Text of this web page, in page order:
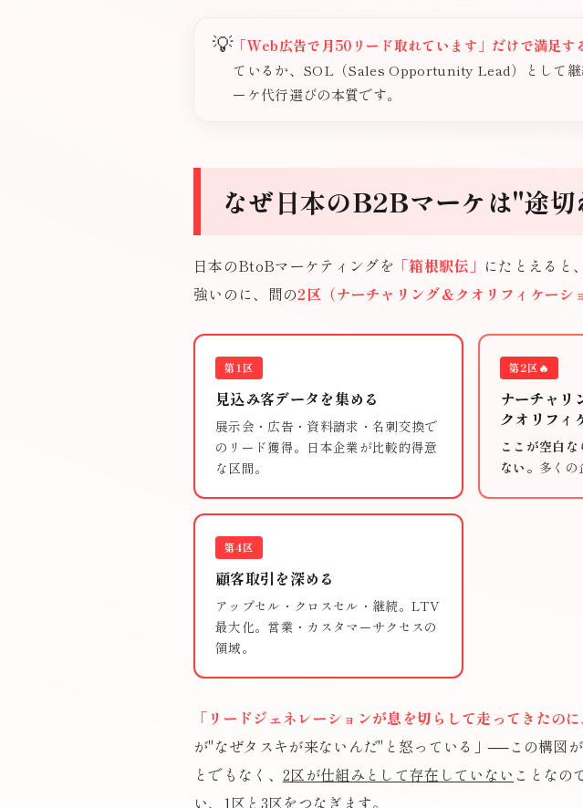
💡「Web広告で月50リード取れています」だけで満足す
ているか、SOL（Sales Opportunity Lead）として継
ーケ代行選びの本質です。
なぜ日本のB2Bマーケは"途
日本のBtoBマーケティングを 「箱根駅伝」 にたとえると
強いのに、間の2区（ナーチャリング＆クオリフィケーシ
第1区
見込み客データを集める
展示会・広告・資料請求・名刺交換で
のリード獲得。日本企業が比較的得意
な区間。
第2区🔥
ナーチャリ
クオリフィ
ここが空白
ない。 多くの
第4区
顧客取引を深める
アップセル・クロスセル・継続。LTV
最大化。営業・カスタマーサクセスの
領域。
「リードジェネレーションが息を切らして走ってきたの
が"なぜタスキが来ないんだ"と怒っている」──この構図
とでもなく、 2区が仕組みとして存在していない ことなの
い、1区と3区をつなぎます。